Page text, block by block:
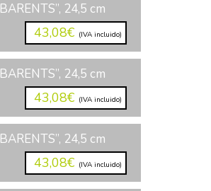
24,5 cm
43,08€ (IVA incluido)
24,5 cm
43,08€ (IVA incluido)
24,5 cm
43,08€ (IVA incluido)